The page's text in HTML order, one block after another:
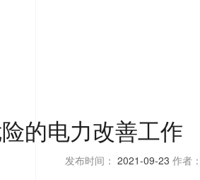
的电力改善工作
发布时间： 2021-09-23 作者：